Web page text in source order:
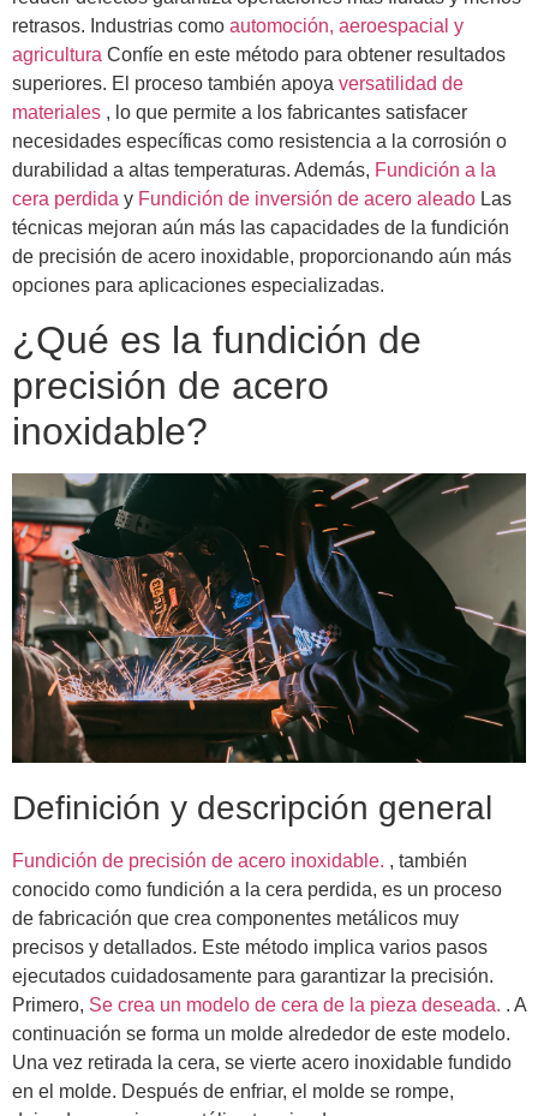
retrasos. Industrias como automoción, aeroespacial y
agricultura Confíe en este método para obtener resultados
superiores. El proceso también apoya versatilidad de
materiales , lo que permite a los fabricantes satisfacer
necesidades específicas como resistencia a la corrosión o
durabilidad a altas temperaturas. Además, Fundición a la
cera perdida y Fundición de inversión de acero aleado Las
técnicas mejoran aún más las capacidades de la fundición
de precisión de acero inoxidable, proporcionando aún más
opciones para aplicaciones especializadas.
¿Qué es la fundición de
precisión de acero
inoxidable?
Definición y descripción general
Fundición de precisión de acero inoxidable. , también
conocido como fundición a la cera perdida, es un proceso
de fabricación que crea componentes metálicos muy
precisos y detallados. Este método implica varios pasos
ejecutados cuidadosamente para garantizar la precisión.
Primero, Se crea un modelo de cera de la pieza deseada. . A
continuación se forma un molde alrededor de este modelo.
Una vez retirada la cera, se vierte acero inoxidable fundido
en el molde. Después de enfriar, el molde se rompe,